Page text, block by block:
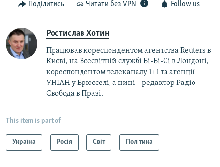
Поділитись Читати без VPN Follow us
Ростислав Хотин
Працював кореспондентом агентства Reuters в
Києві, на Всесвітній службі Бі-Бі-Сі в Лондоні,
кореспондентом телеканалу 1+1 та агенції
УНІАН у Брюсселі, а нині – редактор Радіо
Свобода в Празі.
This item is part of
Україна Росія Світ Політика